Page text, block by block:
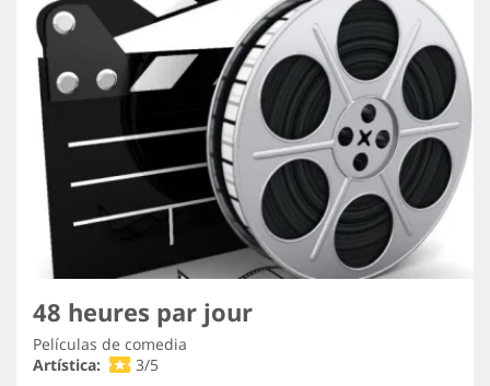
48 heures par jour
Películas de comedia
Artística:
3/5